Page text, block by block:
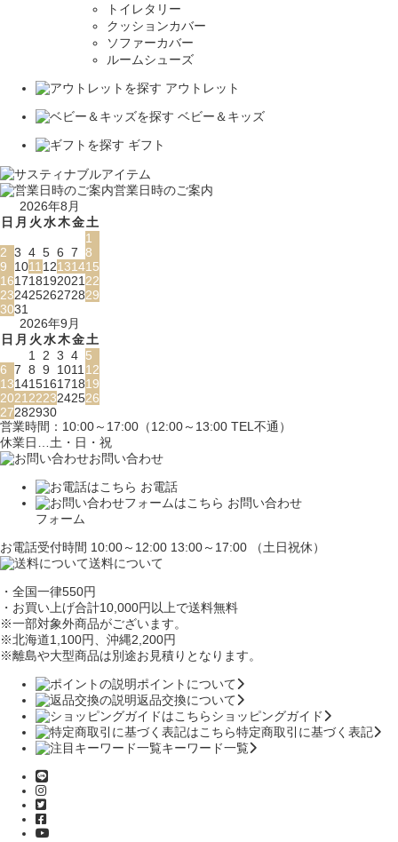
トイレタリー
クッションカバー
ソファーカバー
ルームシューズ
アウトレット
ベビー＆キッズ
ギフト
営業日時のご案内
2026年8月
日 月 火水木金土
1
2 3 4 5 6 7 8
9
101112131415
16171819202122
23242526272829
3031
2026年9月
日 月 火水木金土
1 2 3 4 5
6 7 8 9 101112
13141516171819
20212223242526
27282930
営業時間：10:00～17:00（12:00～13:00 TEL不通）
休業日…土・日・祝
お問い合わせ
お電話
お問い合わせ
フォーム
お電話受付時間 10:00～12:00 13:00～17:00 （土日祝休）
送料について
・全国一律550円
・お買い上げ合計10,000円 以上で送料無料
※一部対象外商品がございます。
※北海道1,100円、沖縄2,200円
※離島や大型商品は別途お見積りとなります。
ポイントについて
返品交換について
ショッピングガイド
特定商取引に基づく表記
キーワード一覧